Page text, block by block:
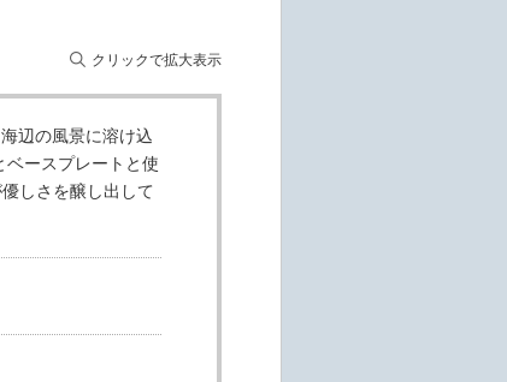
クリックで拡大表示
辺の風景に溶け込
ベースプレートと使
しさを醸し出して